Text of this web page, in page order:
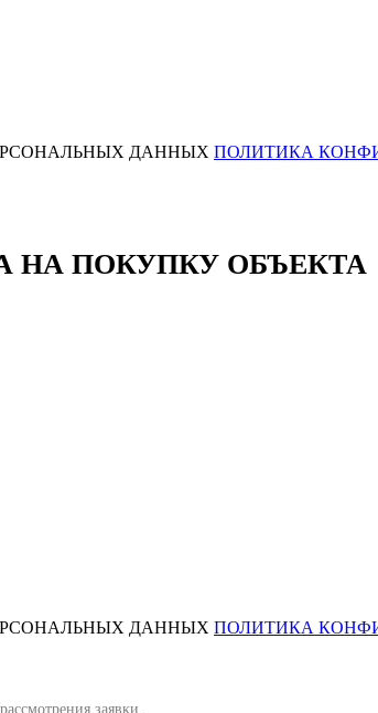
ДАННЫХ ПОЛИТИКА
НА ПОКУПКУ ОБЪЕКТА
ДАННЫХ ПОЛИТИКА
заявки.